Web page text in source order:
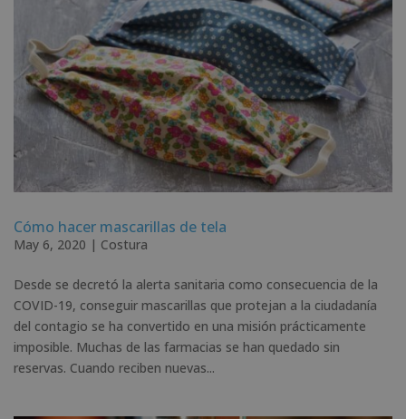
Cómo hacer mascarillas de tela
May 6, 2020 | Costura
Desde se decretó la alerta sanitaria como consecuencia de la
COVID-19, conseguir mascarillas que protejan a la ciudadanía
del contagio se ha convertido en una misión prácticamente
imposible. Muchas de las farmacias se han quedado sin
reservas. Cuando reciben nuevas...